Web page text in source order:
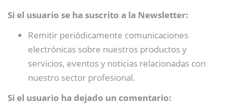
Si el usuario se ha suscrito a la Newsletter:
Remitir periódicamente comunicaciones
electrónicas sobre nuestros productos y
servicios, eventos y noticias relacionadas con
nuestro sector profesional.
Si el usuario ha dejado un comentario: